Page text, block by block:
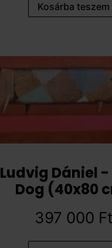
Kosárba teszem
Ludvig Dániel -
Dog (40x80
397 000 Ft